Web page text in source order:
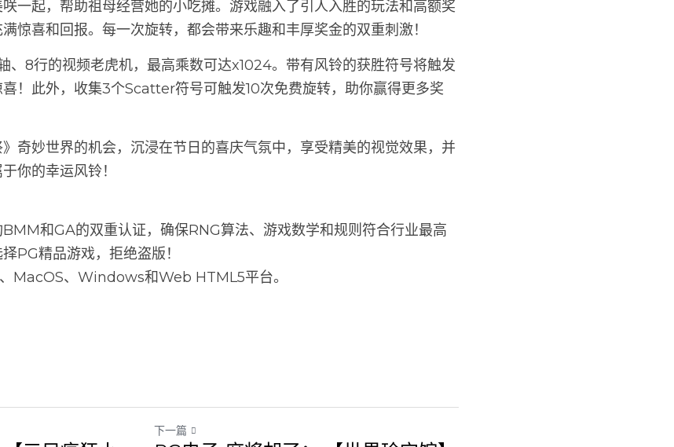
一起，帮助祖母经营她的小吃摊。游戏融入了引人入胜的玩法和高额奖
惊喜和回报。每一次旋转，都会带来乐趣和丰厚奖金的双重刺激！
、8行的视频老虎机，最高乘数可达x1024。带有风铃的获胜符号将触发
！此外，收集3个Scatter符号可触发10次免费旋转，助你赢得更多奖
奇妙世界的机会，沉浸在节日的喜庆气氛中，享受精美的视觉效果，并
你的幸运风铃！
和GA的双重认证，确保RNG算法、游戏数学和规则符合行业最高
PG精品游戏，拒绝盗版！
MacOS、Windows和Web HTML5平台。
下一篇